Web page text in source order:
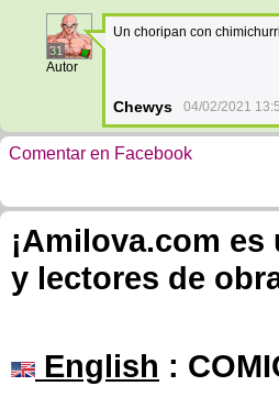
31
Autor
Un choripan con chimichurri
Chewys 04/02/2021
Comentar en Facebook
¡Amilova.com
y lectores de
English :